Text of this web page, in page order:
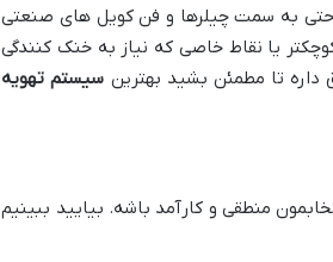
حتی به سمت چیلرها و فن کویل های صنعتی
یا نقاط خاصی که نیاز به خنک کنندگی
داره تا مطمئن بشید بهترین سیستم تهویه
منطقی و کارآمد باشه. بیایید ببینیم